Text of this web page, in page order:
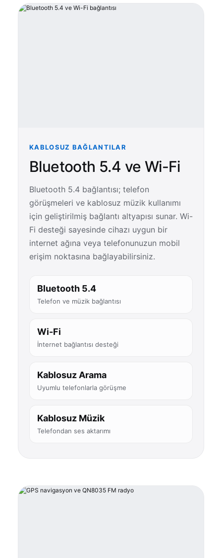
KABLOSUZ BAĞLANTILAR
Bluetooth 5.4 ve Wi-Fi
Bluetooth 5.4 bağlantısı; telefon
görüşmeleri ve kablosuz müzik kullanımı
için geliştirilmiş bağlantı altyapısı sunar. Wi-
Fi desteği sayesinde cihazı uygun bir
internet ağına veya telefonunuzun mobil
erişim noktasına bağlayabilirsiniz.
Bluetooth 5.4
Telefon ve müzik bağlantısı
Wi-Fi
İnternet bağlantısı desteği
Kablosuz Arama
Uyumlu telefonlarla görüşme
Kablosuz Müzik
Telefondan ses aktarımı